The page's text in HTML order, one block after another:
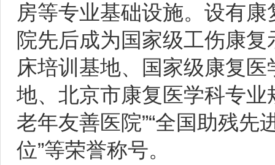
房等专业基础设施。设有
院先后成为国家级工伤康
床培训基地、国家级康复
地、北京市康复医学科专
老年友善医院”“全国助残先
位”等荣誉称号。